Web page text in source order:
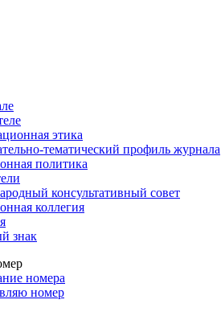
этика
тематический профиль журнала
политика
консультативный совет
коллегия
знак
номера
номер